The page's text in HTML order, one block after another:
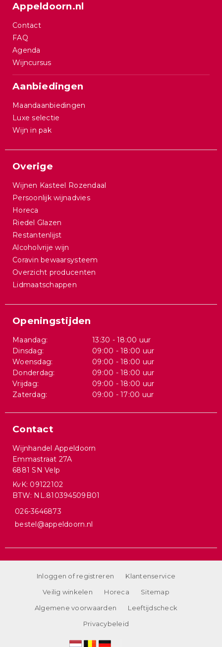
Appeldoorn.nl
Contact
FAQ
Agenda
Wijncursus
Aanbiedingen
Maandaanbiedingen
Luxe selectie
Wijn in pak
Overige
Wijnen Kasteel Rozendaal
Persoonlijk wijnadvies
Horeca
Riedel Glazen
Restantenlijst
Alcoholvrije wijn
Coravin bewaarsysteem
Overzicht producenten
Lidmaatschappen
Openingstijden
Maandag:
13:30 - 18:00 uur
Dinsdag:
09:00 - 18:00 uur
Woensdag:
09:00 - 18:00 uur
Donderdag:
09:00 - 18:00 uur
Vrijdag:
09:00 - 18:00 uur
Zaterdag:
09:00 - 17:00 uur
Contact
Wijnhandel Appeldoorn
Emmastraat 27A
6881 SN Velp
KvK: 09122102
BTW: NL.810394509B01
026-3646873
bestel@appeldoorn.nl
Inloggen of registreren
Klantenservice
Veilig winkelen
Horeca
Sitemap
Algemene voorwaarden
Leeftijdscheck
Privacybeleid